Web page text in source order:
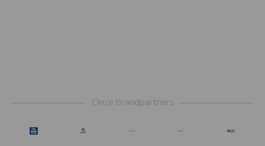
Onze brandpartners